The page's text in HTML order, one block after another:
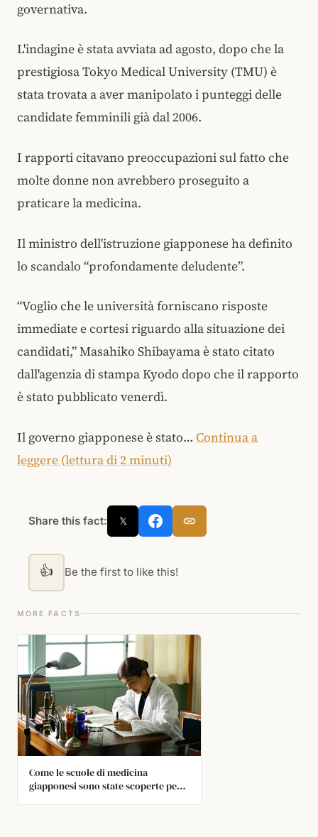
governativa.
L'indagine è stata avviata ad agosto, dopo che la
prestigiosa Tokyo Medical University (TMU) è
stata trovata a aver manipolato i punteggi delle
candidate femminili già dal 2006.
I rapporti citavano preoccupazioni sul fatto che
molte donne non avrebbero proseguito a
praticare la medicina.
Il ministro dell'istruzione giapponese ha definito
lo scandalo “profondamente deludente”.
“Voglio che le università forniscano risposte
immediate e cortesi riguardo alla situazione dei
candidati,” Masahiko Shibayama è stato citato
dall'agenzia di stampa Kyodo dopo che il rapporto
è stato pubblicato venerdì.
Il governo giapponese è stato… Continua a
leggere (lettura di 2 minuti)
Share this fact: 𝕏
👍 Be the first to like this!
MORE FACTS
Come le scuole di medicina
giapponesi sono state scoperte per